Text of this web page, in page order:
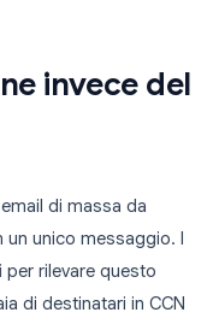
invece del
di massa da
unico messaggio. I
rilevare questo
di destinatari in CCN